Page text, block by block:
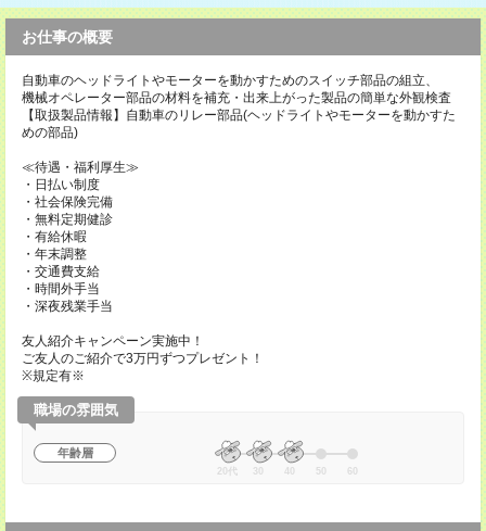
お仕事の概要
自動車のヘッドライトやモーターを動かすためのスイッチ部品の組立、
機械オペレーター部品の材料を補充・出来上がった製品の簡単な外観検査
【取扱製品情報】自動車のリレー部品(ヘッドライトやモーターを動かすた
めの部品)
≪待遇・福利厚生≫
・日払い制度
・社会保険完備
・無料定期健診
・有給休暇
・年末調整
・交通費支給
・時間外手当
・深夜残業手当
友人紹介キャンペーン実施中！
ご友人のご紹介で3万円ずつプレゼント！
※規定有※
職場の雰囲気
年齢層
20代 30 40 50 60